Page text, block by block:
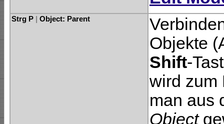
Strg P Object: Parent
Objekte
Shift-
wird zum
man aus
Object